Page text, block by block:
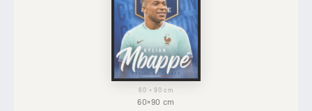
60 × 90 cm
60×90 cm